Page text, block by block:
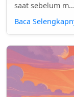
saat sebelum m...
Baca